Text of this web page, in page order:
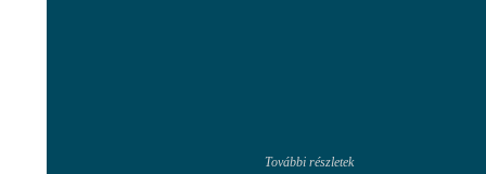
További részletek